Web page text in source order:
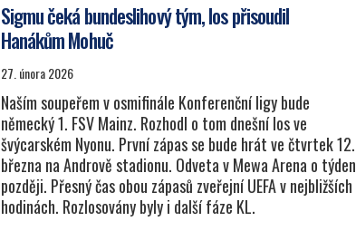
Sigmu čeká bundeslihový tým, los přisoudil
Hanákům Mohuč
27. února 2026
Naším soupeřem v osmifinále Konferenční ligy bude
německý 1. FSV Mainz. Rozhodl o tom dnešní los ve
švýcarském Nyonu. První zápas se bude hrát ve čtvrtek 12.
března na Andrově stadionu. Odveta v Mewa Arena o týden
později. Přesný čas obou zápasů zveřejní UEFA v nejbližších
hodinách. Rozlosovány byly i další fáze KL.